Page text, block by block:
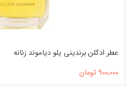
عطر ادکلن برندینی یلو دیاموند زنانه
900,000 تومان